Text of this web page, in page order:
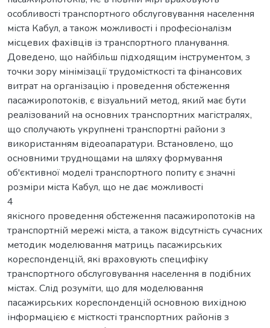
особливості транспортного обслуговування населення
міста Кабул, а також можливості і професіоналізм
місцевих фахівців із транспортного планування.
Доведено, що найбільш підходящим інструментом, з
точки зору мінімізації трудомісткості та фінансових
витрат на організацію і проведення обстеження
пасажиропотоків, є візуальний метод, який має бути
реалізований на основних транспортних магістралях,
що сполучають укрупнені транспортні райони з
використанням відеоапаратури. Встановлено, що
основними труднощами на шляху формування
об'єктивної моделі транспортного попиту є значні
розміри міста Кабул, що не дає можливості
4
якісного проведення обстеження пасажиропотоків на
транспортній мережі міста, а також відсутність сучасних
методик моделювання матриць пасажирських
кореспонденцій, які враховують специфіку
транспортного обслуговування населення в подібних
містах. Слід розуміти, що для моделювання
пасажирських кореспонденцій основною вихідною
інформацією є місткості транспортних районів з